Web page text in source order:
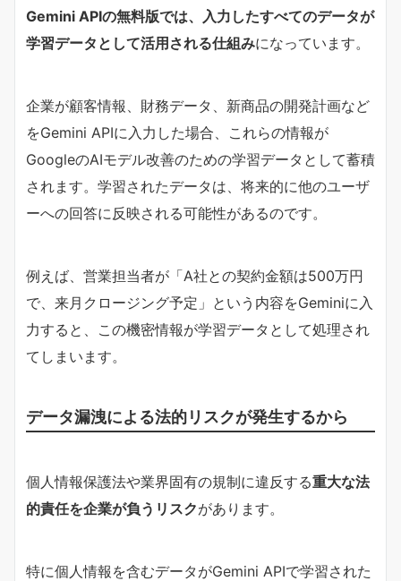
Gemini APIの無料版では、入力したすべてのデータが
学習データとして活用される仕組みになっています。
企業が顧客情報、財務データ、新商品の開発計画など
をGemini APIに入力した場合、これらの情報が
GoogleのAIモデル改善のための学習データとして蓄積
されます。学習されたデータは、将来的に他のユーザ
ーへの回答に反映される可能性があるのです。
例えば、営業担当者が「A社との契約金額は500万円
で、来月クロージング予定」という内容をGeminiに入
力すると、この機密情報が学習データとして処理され
てしまいます。
データ漏洩による法的リスクが発生するから
個人情報保護法や業界固有の規制に違反する重大な法
的責任を企業が負うリスクがあります。
特に個人情報を含むデータがGemini APIで学習された